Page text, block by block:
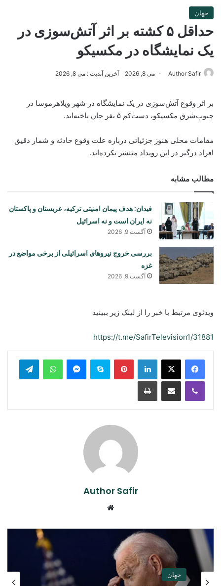
جهان
حداقل ۵ کشته بر اثر آتش‌سوزی در
یک نمایشگاه در مکسیکو
Author Safir می 8, 2026 آخرین آپدیت : می 8, 2026
بر اثر وقوع آتش‌سوزی در یک نمایشگاه در شهر ویلاهرموسا در
جنوب‌شرق مکسیکو، دست‌کم ۵ نفر جان باخته‌اند.
مقامات محلی هنوز جزئیاتی درباره علت وقوع حادثه و شمار دقیق
افراد درگیر در این رویداد منتشر نکرده‌اند.
مطالب مشابه
فیدان: هدف پیمان امنیتی ترکیه، عربستان و پاکستان
نه ایران است و نه اسرائیل
آگست 9, 2026
بررسی خروج نیروهای اسرائیلی از برخی مواضع در
غزه
آگست 9, 2026
ویدئوی مرتبط با خبر را از لینک زیر ببینید
https://t.me/SafirTelevision1/31881
LinkedIn
Pinterest
Skype
Messenger
WhatsApp
Viber
Share via Email
Print
Author Safir
جهان